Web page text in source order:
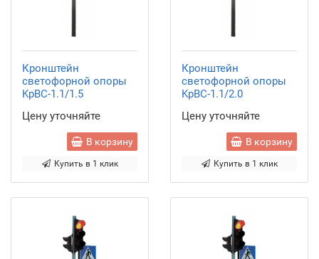
Кронштейн
светофорной опоры
KpBC-1.1/1.5
Цену уточняйте
В корзину
Купить в 1 клик
Кронштейн
светофорной опоры
KpBC-1.1/2.0
Цену уточняйте
В корзину
Купить в 1 клик